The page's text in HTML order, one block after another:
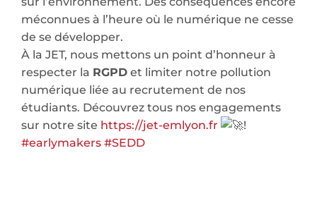
méconnues à l’heure où le numérique ne cesse
de se développer.
À la JET, nous mettons un point d’honneur à
respecter la RGPD et limiter notre pollution
numérique liée au recrutement de nos
étudiants. Découvrez tous nos engagements
sur notre site https://jet-emlyon.fr
!
#earlymakers #SEDD